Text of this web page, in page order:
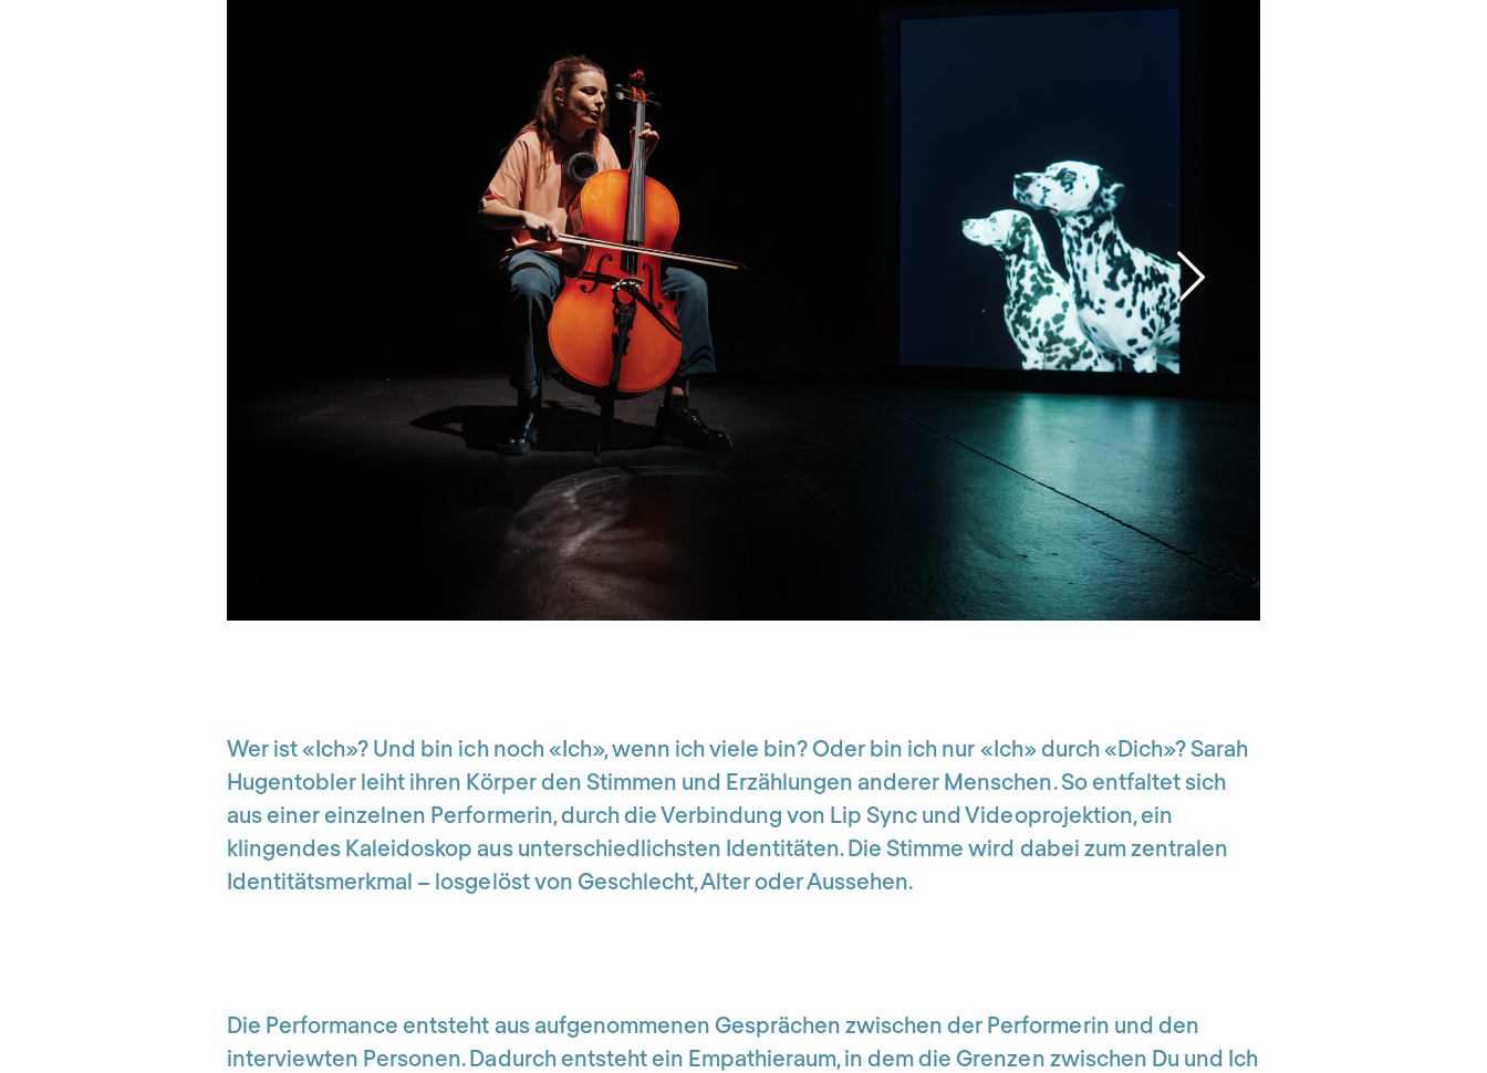
Wer ist «Ich»? Und bin ich noch «Ich», wenn ich viele bin? Oder bin ich nur «Ich» durch «Dich»? Sarah
Hugentobler leiht ihren Körper den Stimmen und Erzählungen anderer Menschen. So entfaltet sich
aus einer einzelnen Performerin, durch die Verbindung von Lip Sync und Videoprojektion, ein
klingendes Kaleidoskop aus unterschiedlichsten Identitäten. Die Stimme wird dabei zum zentralen
Identitätsmerkmal – losgelöst von Geschlecht, Alter oder Aussehen.
Die Performance entsteht aus aufgenommenen Gesprächen zwischen der Performerin und den
interviewten Personen. Dadurch entsteht ein Empathieraum, in dem die Grenzen zwischen Du und Ich